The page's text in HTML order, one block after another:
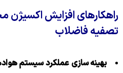
راهکارهای افزایش
تصفیه فاضلاب
بهینه سازی عملکرد سیستم